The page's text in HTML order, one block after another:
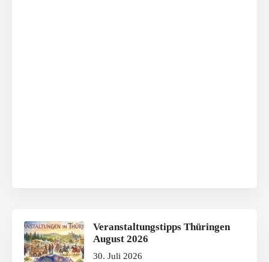
Veranstaltungstipps Thüringen
August 2026
30. Juli 2026